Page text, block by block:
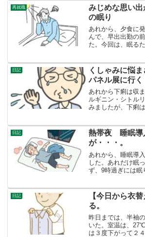
利用されたカード
ョートメッセージ
再就職
みじめな思い
の眠り
あれから、夕食に
んで、早出出勤の
た。今回は、眠る
ません。なるどこ
人生の失敗がこれ
日記
くしゃみに悩
パネル展に行く
あれから下痢は収
ルギニン・シトル
みましたが、下痢
時から、くしゃみ
炎ですが、ステロ
日記
熱帯夜 睡眠導
が・・・。
あれから、睡眠導
した。あれだけ眠
ず、9時過ぎには眠
ん。今後もこの調
まずに眠れたらと
日記
【今日から衣
る。
昨日までは、半袖
いた。室温は、
は３度下がって２